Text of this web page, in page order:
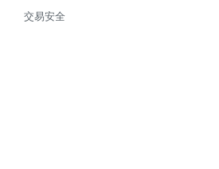
交易安全